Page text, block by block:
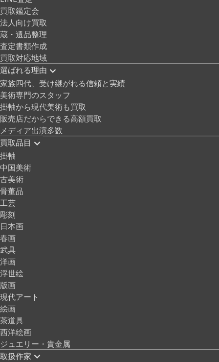
買取鑑定会
法人向け買取
蔵・遺品整理
査定書類作成
買取対応地域
選ばれる理由
家族四代、受け継がれる信頼と実績
美術専門のスタッフ
掛軸から現代美術も買取
販売店だからできる高額買取
メディア出演多数
買取品目
掛軸
中国美術
古美術
骨董品
工芸
彫刻
日本画
春画
武具
洋画
浮世絵
版画
現代アート
絵画
茶道具
西洋絵画
ジュエリー・貴金属
取扱作家